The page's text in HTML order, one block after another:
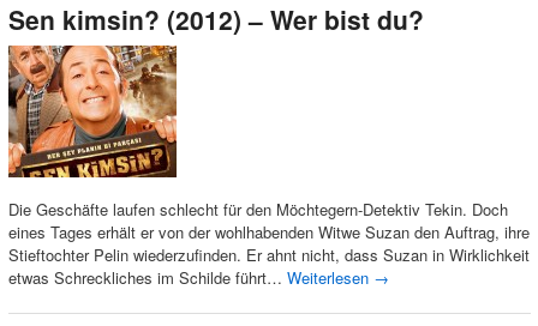
Sen kimsin? (2012) – Wer bist du?
Die Geschäfte laufen schlecht für den Möchtegern-Detektiv Tekin. Doch
eines Tages erhält er von der wohlhabenden Witwe Suzan den Auftrag, ihre
Stieftochter Pelin wiederzufinden. Er ahnt nicht, dass Suzan in Wirklichkeit
etwas Schreckliches im Schilde führt… Weiterlesen →